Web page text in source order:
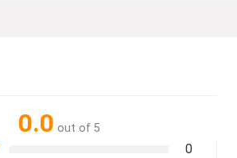
0.0 out of 5
0